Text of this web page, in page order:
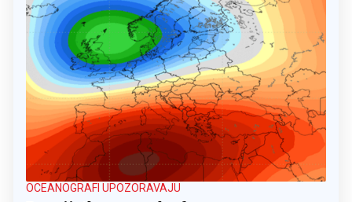
OCEANOGRAFI UPOZORAVAJU